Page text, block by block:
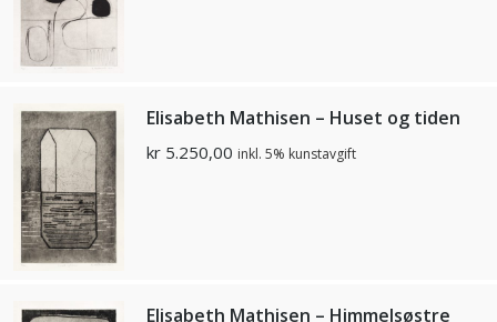
Elisabeth Mathisen – Huset og tiden
kr 5.250,00 inkl. 5% kunstavgift
Elisabeth Mathisen – Himmelsøstre